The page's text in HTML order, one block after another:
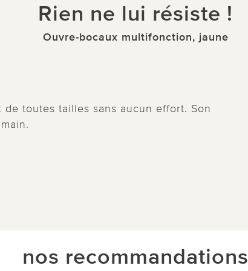
Rien ne lui résiste !
Ouvre-bocaux multifonction, jaune
toutes tailles sans aucun effort. Son
nos recommandations